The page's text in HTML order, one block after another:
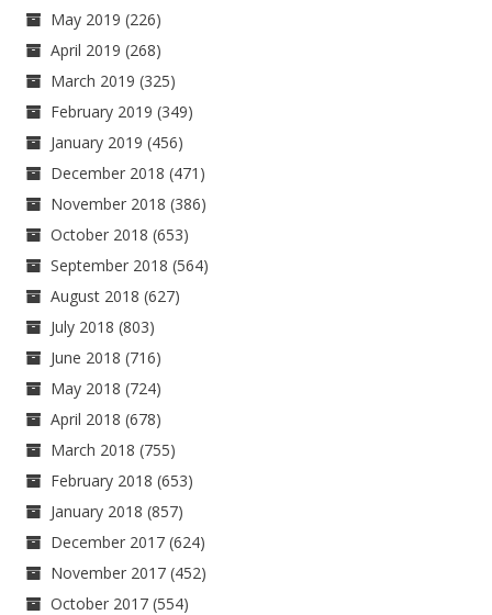
May 2019 (226)
April 2019 (268)
March 2019 (325)
February 2019 (349)
January 2019 (456)
December 2018 (471)
November 2018 (386)
October 2018 (653)
September 2018 (564)
August 2018 (627)
July 2018 (803)
June 2018 (716)
May 2018 (724)
April 2018 (678)
March 2018 (755)
February 2018 (653)
January 2018 (857)
December 2017 (624)
November 2017 (452)
October 2017 (554)